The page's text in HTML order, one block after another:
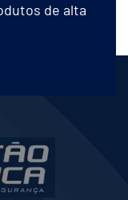
de alta